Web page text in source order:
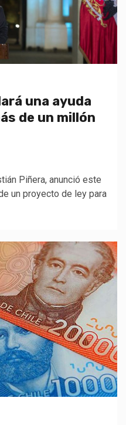
una ayuda
de un millón
Piñera, anunció este
un proyecto de ley para